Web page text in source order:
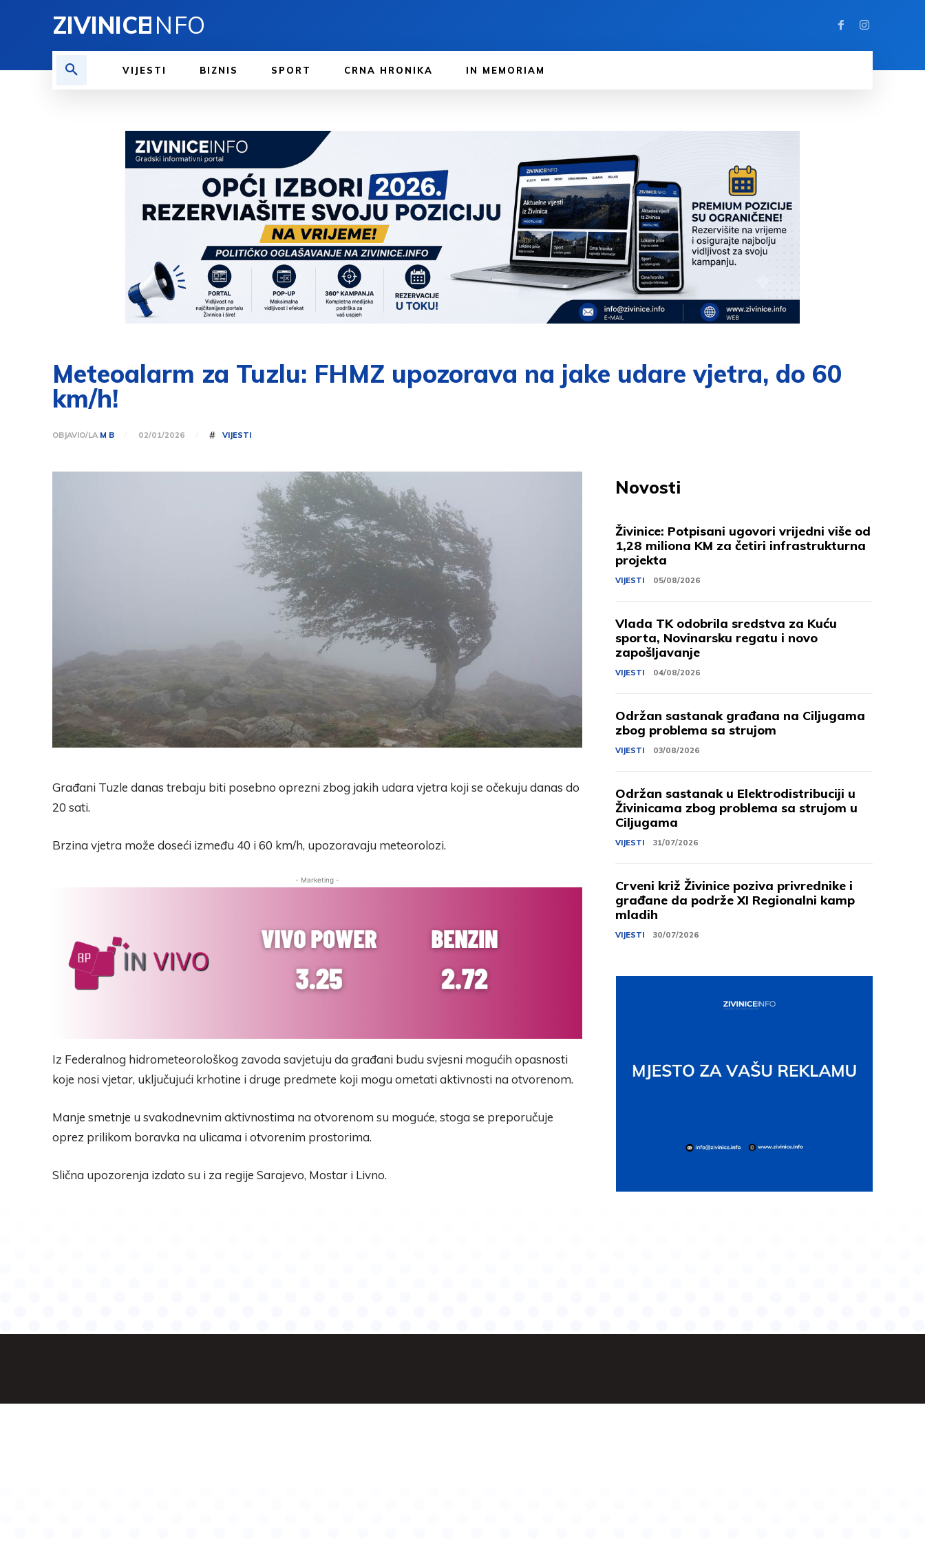
ZIVINICEINFO
VIJESTI BIZNIS SPORT CRNA HRONIKA IN MEMORIAM
Meteoalarm za Tuzlu: FHMZ upozorava na jake udare vjetra, do 60
km/h!
OBJAVIO/LA M B 02/01/2026 # VIJESTI
Građani Tuzle danas trebaju biti posebno oprezni zbog jakih udara vjetra koji se očekuju danas do
20 sati.
Brzina vjetra može doseći između 40 i 60 km/h, upozoravaju meteorolozi.
- Marketing -
Iz Federalnog hidrometeorološkog zavoda savjetuju da građani budu svjesni mogućih opasnosti
koje nosi vjetar, uključujući krhotine i druge predmete koji mogu ometati aktivnosti na otvorenom.
Manje smetnje u svakodnevnim aktivnostima na otvorenom su moguće, stoga se preporučuje
oprez prilikom boravka na ulicama i otvorenim prostorima.
Slična upozorenja izdato su i za regije Sarajevo, Mostar i Livno.
Novosti
Živinice: Potpisani ugovori vrijedni više od
1,28 miliona KM za četiri infrastrukturna
projekta
VIJESTI 05/08/2026
Vlada TK odobrila sredstva za Kuću
sporta, Novinarsku regatu i novo
zapošljavanje
VIJESTI 04/08/2026
Održan sastanak građana na Ciljugama
zbog problema sa strujom
VIJESTI 03/08/2026
Održan sastanak u Elektrodistribuciji u
Živinicama zbog problema sa strujom u
Ciljugama
VIJESTI 31/07/2026
Crveni križ Živinice poziva privrednike i
građane da podrže XI Regionalni kamp
mladih
VIJESTI 30/07/2026